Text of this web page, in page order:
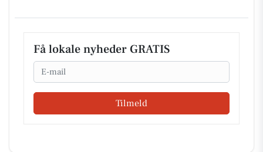
Få lokale nyheder GRATIS
Email
Tilmeld